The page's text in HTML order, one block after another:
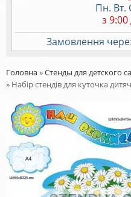
Пн. Вт.
з
Замовлення
Головна»Стенды для детского
» Набір стендів для куточка